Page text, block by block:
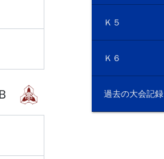
Ｋ５
Ｋ６
過去の大会記録